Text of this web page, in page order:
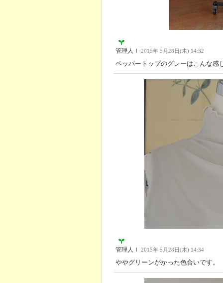
管理人Ｉ 2015年 5月28日(木) 14:32
ペッパートップのグレーはこんな感
管理人Ｉ 2015年 5月28日(木) 14:34
ややグリーンがかった色合いです。